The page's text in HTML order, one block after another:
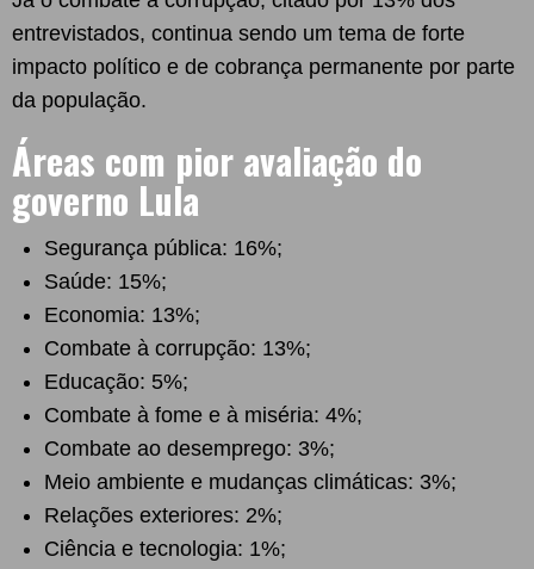
entrevistados, continua sendo um tema de forte
impacto político e de cobrança permanente por parte
da população.
Áreas com pior avaliação do
governo Lula
Segurança pública: 16%;
Saúde: 15%;
Economia: 13%;
Combate à corrupção: 13%;
Educação: 5%;
Combate à fome e à miséria: 4%;
Combate ao desemprego: 3%;
Meio ambiente e mudanças climáticas: 3%;
Relações exteriores: 2%;
Ciência e tecnologia: 1%;